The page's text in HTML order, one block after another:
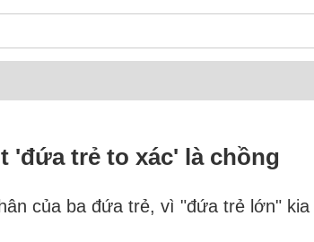
'đứa trẻ to xác' là chồng
của ba đứa trẻ, vì "đứa trẻ lớn"